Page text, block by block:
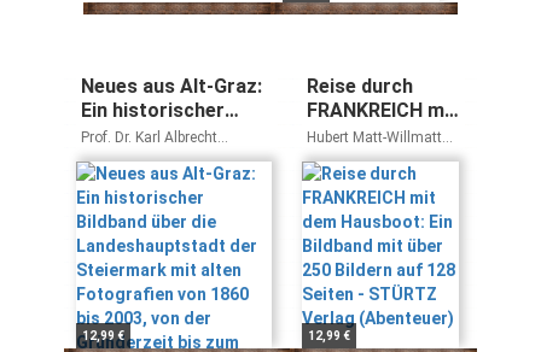
Neues aus Alt-Graz:
Ein historischer
Bildband über die
Landeshauptstadt
der Steiermark mit
alten Fotografien
von 1860 bis 2003,
von der Gründerzeit
bis zum
Kulturhauptstadtjahr
Prof. Dr. Karl Albrecht
Kubinzky
12,99 €
Reise durch
FRANKREICH mit
dem Hausboot:
Ein Bildband mit
über 250 Bildern
auf 128 Seiten -
STÜRTZ Verlag
(Abenteuer)
Hubert Matt-Willmatt
Beate Kierey
12,99 €